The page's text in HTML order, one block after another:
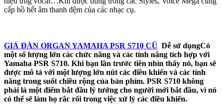
cấp hồ hết âm thanh đệm của các nhạc cụ.
GIÁ ĐÀN ORGAN YAMAHA PSR S710 CŨ Dễ sử dụngCó
một số lượng lớn các chức năng và các tính năng tích hợp với
Yamaha PSR S710. Khi bạn lần trước tiên nhìn thấy nó, bạn sẽ
được mô tả với một lượng lớn nút các điều khiển và các tính
năng trong suốt chiều rộng của bàn phím. PSR S710 không
phải là một điểm bắt đầu lý tưởng cho người mới bắt đầu, vì nó
có thể sẽ làm họ rắc rối trong việc xử lý các điều khiển.